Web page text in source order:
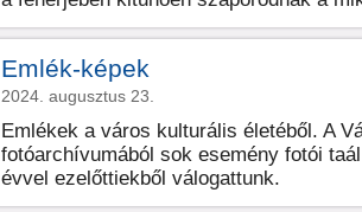
Emlék-képek
2024. augusztus 23.
Emlékek a város kulturális életéből. A
fotóarchívumából sok esemény fotói
évvel ezelőttiekből válogattunk.